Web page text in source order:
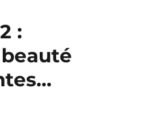
: